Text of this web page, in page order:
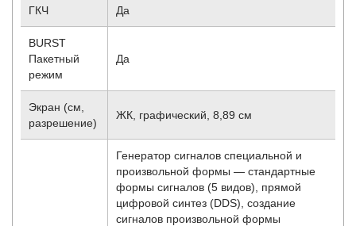
ГКЧ Да
BURST
Пакетный
режим
Да
Экран (см,
разрешение)
ЖК, графический, 8,89 см
Генератор сигналов специальной и
произвольной формы — стандартные
формы сигналов (5 видов), прямой
цифровой синтез (DDS), создание
сигналов произвольной формы